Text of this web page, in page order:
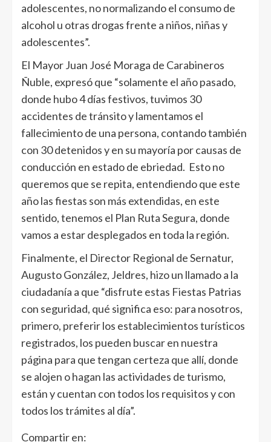
adolescentes, no normalizando el consumo de
alcohol u otras drogas frente a niños, niñas y
adolescentes”.
El Mayor Juan José Moraga de Carabineros
Ñuble, expresó que “solamente el año pasado,
donde hubo 4 días festivos, tuvimos 30
accidentes de tránsito y lamentamos el
fallecimiento de una persona, contando también
con 30 detenidos y en su mayoría por causas de
conducción en estado de ebriedad. Esto no
queremos que se repita, entendiendo que este
año las fiestas son más extendidas, en este
sentido, tenemos el Plan Ruta Segura, donde
vamos a estar desplegados en toda la región.
Finalmente, el Director Regional de Sernatur,
Augusto González, Jeldres, hizo un llamado a la
ciudadanía a que “disfrute estas Fiestas Patrias
con seguridad, qué significa eso: para nosotros,
primero, preferir los establecimientos turísticos
registrados, los pueden buscar en nuestra
página para que tengan certeza que allí, donde
se alojen o hagan las actividades de turismo,
están y cuentan con todos los requisitos y con
todos los trámites al día”.
Compartir en: